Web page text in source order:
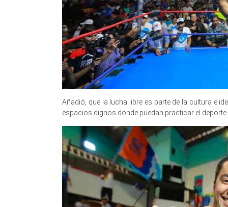
Añadió, que la lucha libre es parte de la cultura e
espacios dignos donde puedan practicar el deporte.